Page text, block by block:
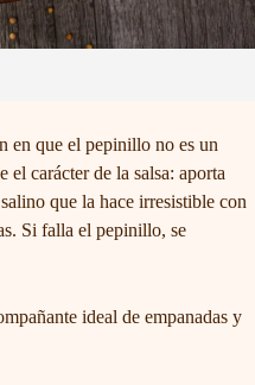
en que el pepinillo no es un
el carácter de la salsa: aporta
que la hace irresistible con
Si falla el pepinillo, se
ideal de empanadas y